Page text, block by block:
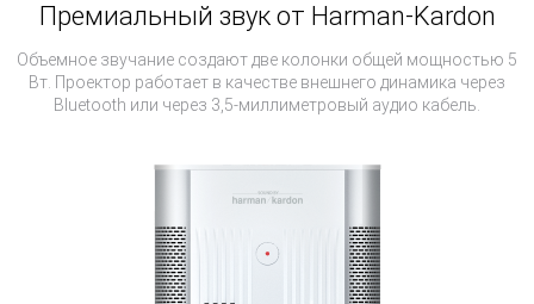
Премиальный звук от Harman-Kardon
Объемное звучание создают две колонки общей мощностью 5
Вт. Проектор работает в качестве внешнего динамика через
Bluetooth или через 3,5-миллиметровый аудио кабель.